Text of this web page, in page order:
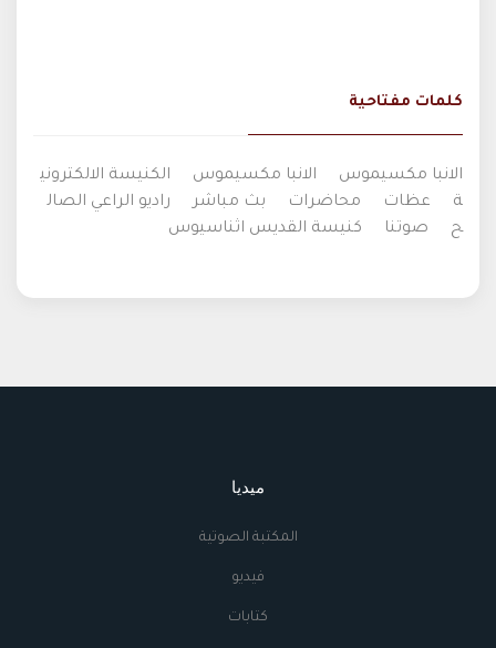
كلمات مفتاحية
الانبا مكسيموس الانبا مكسيموس
الكنيسة الالكتروني
ة
عظات محاضرات بث مباشر
راديو الراعي الصال
ح
صوتنا كنيسة القديس اثناسيوس
ميديا
المكتبة الصوتية
فيديو
كتابات